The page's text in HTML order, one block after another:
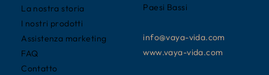
Paesi Bassi
info@vaya-vida.com
www.vaya-vida.com
La nostra storia
I nostri prodotti
Assistenza marketing
FAQ
Contatto